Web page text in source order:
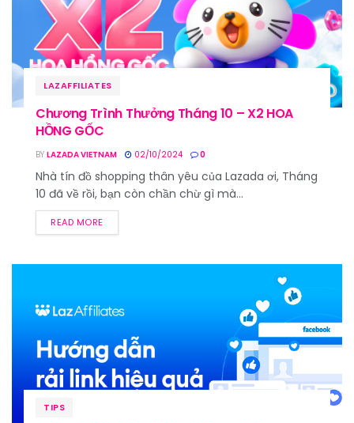
LAZAFFILIATES
Chương Trình Thưởng Tháng 10 – X2 HOA
HỒNG GỐC
BY LAZADA VIETNAM 02/10/2024 0
Nhà tín đồ shopping thân yêu của Lazada ơi, Tháng
10 đã về rồi, bạn còn chần chừ gì mà...
READ MORE
TIPS